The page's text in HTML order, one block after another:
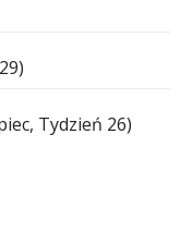
Tydzień 26)